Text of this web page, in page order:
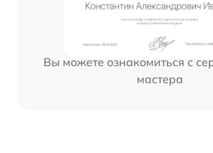
Вы можете ознакомиться с
мастера